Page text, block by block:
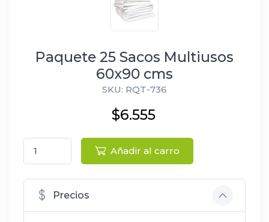
Paquete 25 Sacos Multiusos
60x90 cms
SKU: RQT-736
$6.555
Añadir al carro
Precios